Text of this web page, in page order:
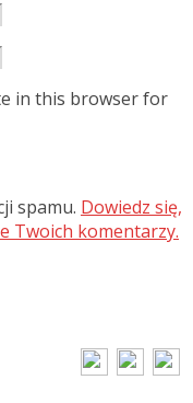
in this browser for
spamu. Dowiedz się,
Twoich komentarzy.